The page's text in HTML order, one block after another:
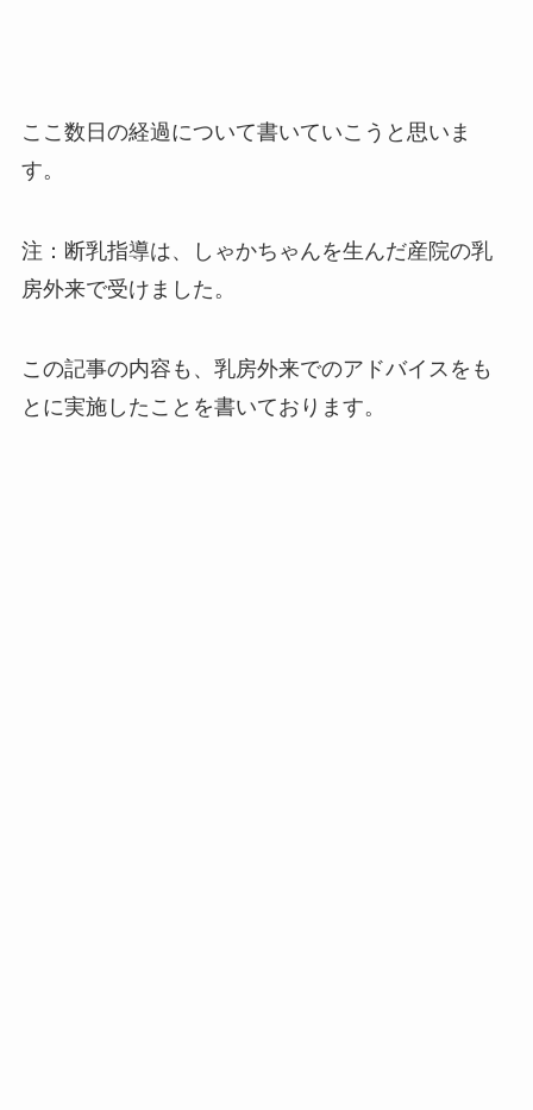
ここ数日の経過について書いていこうと思いま
す。
注：断乳指導は、しゃかちゃんを生んだ産院の乳
房外来で受けました。
この記事の内容も、乳房外来でのアドバイスをも
とに実施したことを書いております。